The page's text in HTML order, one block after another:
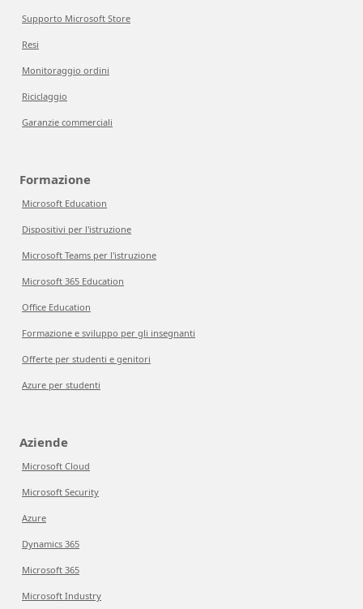
Supporto Microsoft Store
Resi
Monitoraggio ordini
Riciclaggio
Garanzie commerciali
Formazione
Microsoft Education
Dispositivi per l'istruzione
Microsoft Teams per l'istruzione
Microsoft 365 Education
Office Education
Formazione e sviluppo per gli insegnanti
Offerte per studenti e genitori
Azure per studenti
Aziende
Microsoft Cloud
Microsoft Security
Azure
Dynamics 365
Microsoft 365
Microsoft Industry